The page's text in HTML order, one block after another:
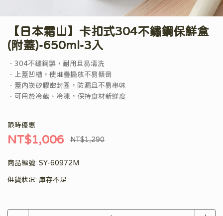
【日本霜山】卡扣式304不鏽鋼保鮮盒
(附蓋)-650ml-3入
．304不鏽鋼製，耐用且易清洗
．上蓋凹槽，使堆疊擺放不易傾倒
．蓋內崁矽膠密封圈，防漏且不易串味
．可用於冷藏、冷凍，保持食材新鮮度
限時優惠
NT$1,006 NT$1,290
商品編號: SY-60972M
供貨狀況: 庫存不足